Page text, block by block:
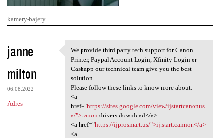
kamery-bajery
K
o
m
e
n
janne
milton
06.08.2022
Adres
We provide third party tech
We provide third party tech support for Canon
Printer, Paypal Account Login, Xfinity Login or
Cashapp our technical team give you the best
solution.
Please follow these links to know more about:
<a
href="https://sites.google.com/view/ijstartcanonus
a/">canon drivers download</a>
<a href="https://ijprosmart.us/">ij.start.cannon</a>
<a